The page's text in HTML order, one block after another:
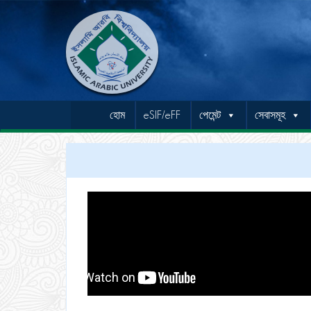
হোম eSIF/eFF পেমেন্ট সেবাসমূহ